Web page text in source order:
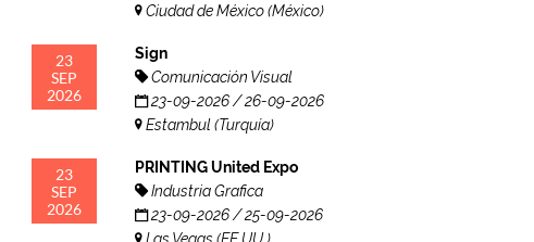
Ciudad de México (México)
23
SEP
2026
Sign
Comunicación Visual
23-09-2026 / 26-09-2026
Estambul (Turquía)
23
SEP
2026
PRINTING United Expo
Industria Grafica
23-09-2026 / 25-09-2026